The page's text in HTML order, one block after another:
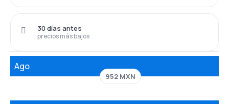
precios más bajos
30 días antes
Ago
952 MXN